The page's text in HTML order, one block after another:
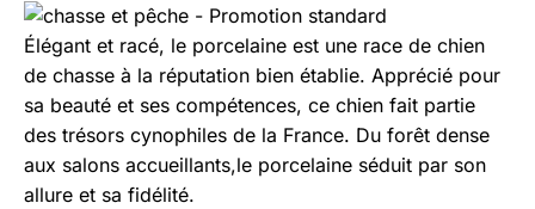
Aller
contenu
Élégant et racé, le porcelaine est une race de chien
de chasse à la réputation bien établie. Apprécié pour
sa beauté et ses compétences, ce chien fait partie
des trésors cynophiles de la France. Du forêt dense
aux salons accueillants,le porcelaine séduit par son
allure et sa fidélité.